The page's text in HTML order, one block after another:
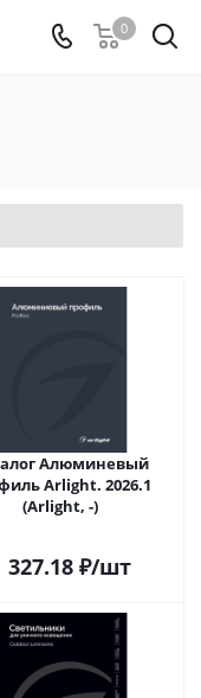
0
Алюминевый
Arlight. 2026.1
(Arlight, -)
327.18₽/шт